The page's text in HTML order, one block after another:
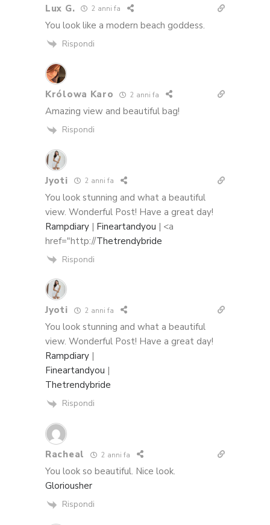
Lux G. 2 anni fa
You look like a modern beach goddess.
Rispondi
Królowa Karo 2 anni fa
Amazing view and beautiful bag!
Rispondi
Jyoti 2 anni fa
You look stunning and what a beautiful
view. Wonderful Post! Have a great day!
Rampdiary | Fineartandyou | <a
href="http://Thetrendybride
Rispondi
Jyoti 2 anni fa
You look stunning and what a beautiful
view. Wonderful Post! Have a great day!
Rampdiary |
Fineartandyou |
Thetrendybride
Rispondi
Racheal 2 anni fa
You look so beautiful. Nice look.
Gloriousher
Rispondi